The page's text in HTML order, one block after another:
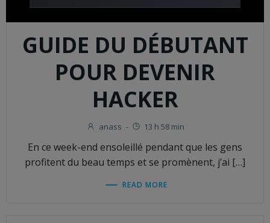
GUIDE DU DÉBUTANT
POUR DEVENIR
HACKER
anass - 13 h 58 min
En ce week-end ensoleillé pendant que les gens
profitent du beau temps et se promènent, j’ai […]
READ MORE